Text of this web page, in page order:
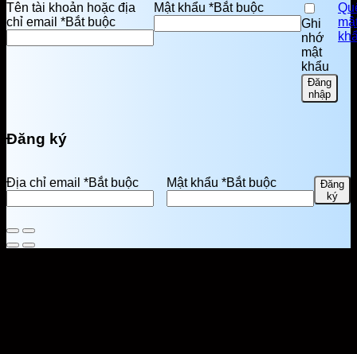
Tên tài khoản hoặc địa
chỉ email *Bắt buộc
Mật khẩu *Bắt buộc
Ghi
nhớ
mật
khẩu
Đăng
nhập
Đăng ký
Địa chỉ email *Bắt buộc Mật khẩu *Bắt buộc
Đăng
ký